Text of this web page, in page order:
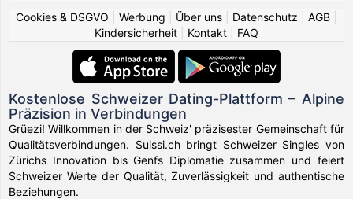
Cookies & DSGVO
Werbung Über uns Datenschutz AGB
Kindersicherheit
Kontakt FAQ
Kostenlose Schweizer Dating-Plattform – Alpine
Präzision in Verbindungen
Grüezi! Willkommen in der Schweiz' präzisester Gemeinschaft für
Qualitätsverbindungen. Suissi.ch bringt Schweizer Singles von
Zürichs Innovation bis Genfs Diplomatie zusammen und feiert
Schweizer Werte der Qualität, Zuverlässigkeit und authentische
Beziehungen.